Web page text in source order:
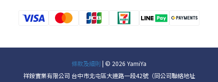
條款及細則 | © 2026 YamiYa
祥銨實業有限公司 台中市北屯區大連路一段42號（同公司聯絡地址